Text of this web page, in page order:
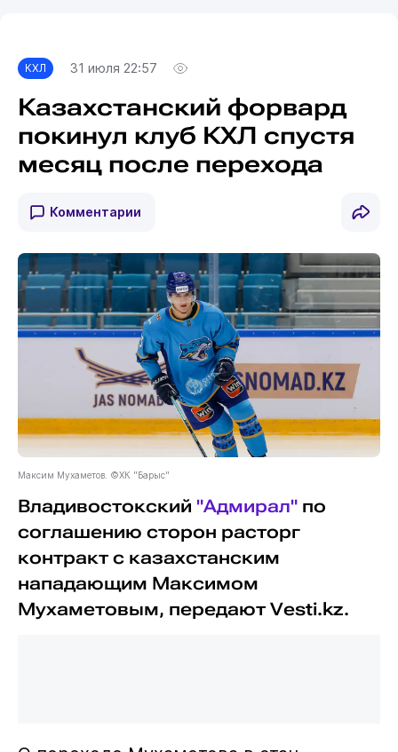
КХЛ 31 июля 22:57
Казахстанский форвард
покинул клуб КХЛ спустя
месяц после перехода
Комментарии
Максим Мухаметов. ©ХК "Барыс"
Владивостокский "Адмирал"по
соглашению сторон расторг
контракт с казахстанским
нападающим Максимом
Мухаметовым, передают Vesti.kz.